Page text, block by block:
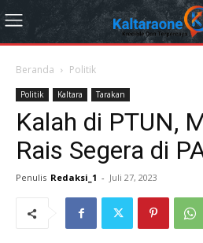
Beranda Politik
Politik Kaltara Tarakan
Kalah di PTUN,
Rais Segera di
Penulis Redaksi_1 - Juli 27, 2023